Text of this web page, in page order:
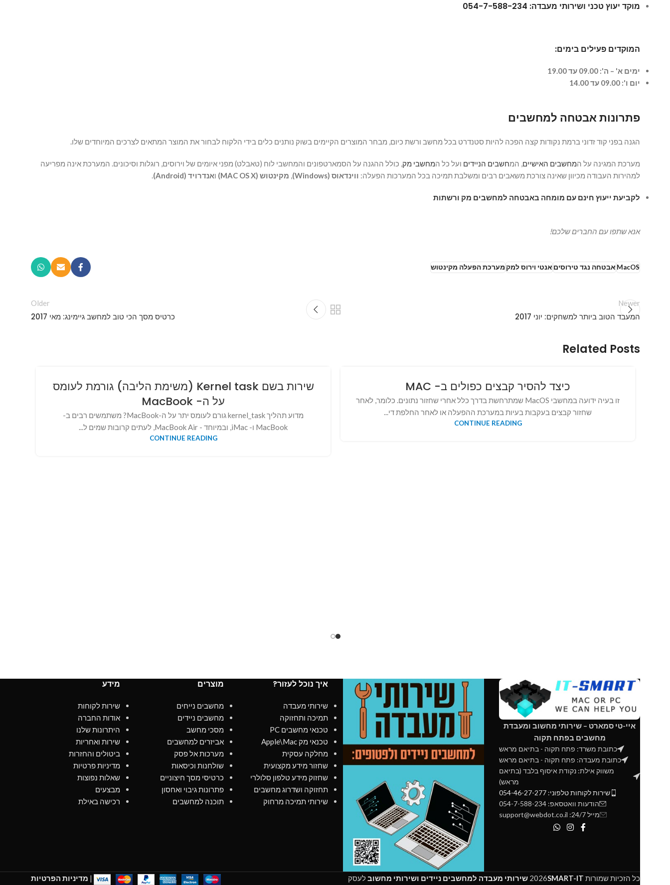
מוקד יעוץ טכני ושירותי מעבדה: 054-7-588-234
המוקדים פעילים בימים:
ימים א' – ה': 09.00 עד 19.00
יום ו': 09.00 עד 14.00
פתרונות אבטחה למחשבים
הגנה בפני קוד זדוני ברמת נקודות קצה הפכה להיות סטנדרט בכל מחשב ורשת כיום, מבחר המוצרים הקיימים בשוק נותנים כלים בידי הלקוח לבחור את המוצר המתאים לצרכים המיוחדים שלו.
מערכת המגינה על המחשבים האישיים, המחשבים הניידים ועל כל המחשבי מק, כולל ההגנה על הסמארטפונים והמחשבי לוח (טאבלט) מפני איומים של וירוסים, רוגלות וסיכונים. המערכת אינה מפריעה
למהירות העבודה מכיוון שאינה צורכת משאבים רבים ומשלבת תמיכה בכל המערכות הפעלה: ווינדאוס (Windows) , מקינטוש (MAC OS X) ואנדרויד (Android) .
לקביעת ייעוץ חינם עם מומחה באבטחה למחשבים מק ורשתות
אנא שתפו עם החברים שלכם!
MacOSאבטחה נגד טירוסיםאנטי וירוס למקמערכת הפעלה מקינטוש
Newer
המעבד הטוב ביותר למשחקים: יוני 2017
Older
כרטיס מסך הכי טוב למחשב גיימינג: מאי 2017
Related Posts
כיצד להסיר קבצים כפולים ב- MAC
זו בעיה ידועה במחשבי MacOS שמתרחשת בדרך כלל אחרי שחזור נתונים. כלומר, לאחר
שחזור קבצים בעקבות בעיות במערכת ההפעלה או לאחר החלפת די...
CONTINUE READING
שירות בשם Kernel task (משימת הליבה) גורמת לעומס
על ה- MacBook
מדוע תהליך kernel_task גורם לעומס יתר על ה-MacBook? משתמשים רבים ב-
MacBook ו- iMac, ובמיוחד - MacBook Air, לעתים קרובות שמים ל...
CONTINUE READING
איי-טי סמארט – שירותי מחשוב ומעבדת
מחשבים בפתח תקוה
כתובת משרד: פתח תקוה - בתיאם מראש
כתובת מעבדה: פתח תקוה - בתיאם מראש
משווק אילת: נקודת איסוף בלבד (בתיאם
מראש)
שירות לקוחות טלפוני: 054-46-27-277
הודעות וואטסאפ: 054-7-588-234
מייל 24/7: support@webdot.co.il
איך נוכל לעזור?
שירותי מעבדה
תמיכה ותחזוקה
טכנאי מחשבים PC
טכנאי מק Apple\Mac
מחלקה עסקית
שחזור מידע מקצועית
שחזוק מידע טלפון סלולרי
תחזוקה ושדרוג מחשבים
שירותי תמיכה מרחוק
מוצרים
מחשבים נייחים
מחשבים ניידים
מסכי מחשב
אביזרים למחשבים
מערכות אל פסק
שולחנות וכיסאות
כרטיסי מסך חיצוניים
פתרונות גיבוי ואחסון
תוכנה למחשבים
מידע
שירות לקוחות
אודות החברה
היתרונות שלנו
שירות ואחריות
ביטולים והחזרות
מדיניות פרטיות
שאלות נפוצות
מבצעים
רכישה באילת
כל הזכיות שמורות 2026SMART-IT שירותי מעבדה למחשבים ניידים ושירותי מחשובלעסק | מדיניות הפרטיות